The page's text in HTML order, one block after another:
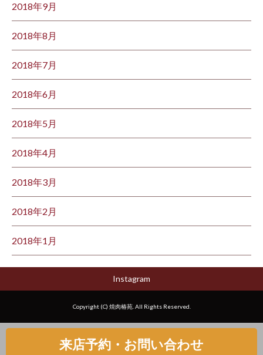
2018年9月
2018年8月
2018年7月
2018年6月
2018年5月
2018年4月
2018年3月
2018年2月
2018年1月
Instagram
Copyright (C) 焼肉椿苑. All Rights Reserved.
来店予約・お問い合わせ